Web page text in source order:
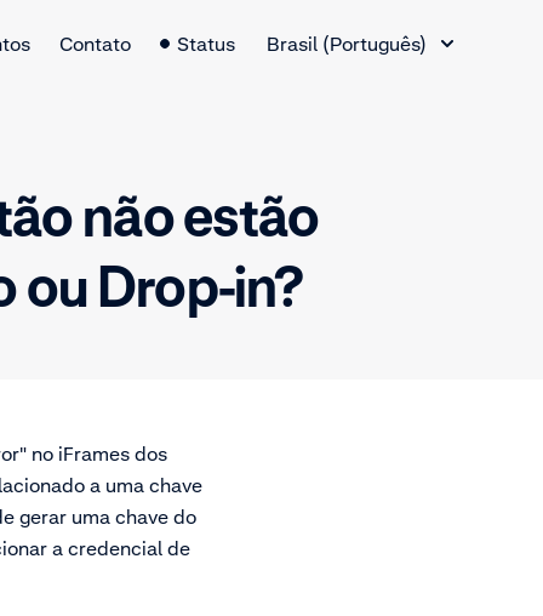
Contato Status
Brasil (Português)
não estão
ou Drop-in?
no iFrames dos
a uma chave
gerar uma chave do
a credencial de